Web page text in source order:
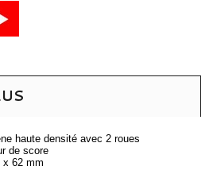
haute densité avec 2 roues
de score
x 62 mm